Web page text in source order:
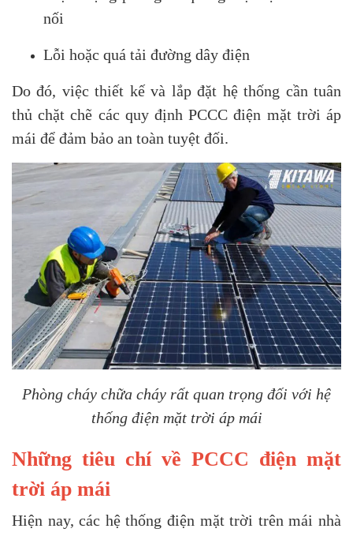
nối
Lỗi hoặc quá tải đường dây điện
Do đó, việc thiết kế và lắp đặt hệ thống cần tuân
thủ chặt chẽ các quy định PCCC điện mặt trời áp
mái để đảm bảo an toàn tuyệt đối.
Phòng cháy chữa cháy rất quan trọng đối với hệ
thống điện mặt trời áp mái
Những tiêu chí về PCCC điện mặt
trời áp mái
Hiện nay, các hệ thống điện mặt trời trên mái nhà